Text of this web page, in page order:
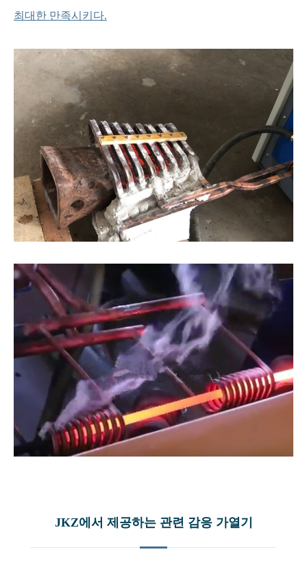
최대한 만족시키다.
JKZ에서 제공하는 관련 감응 가열기